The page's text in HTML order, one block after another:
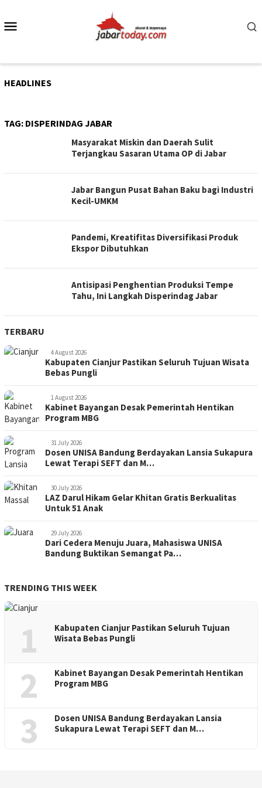
content
HEADLINES
TAG: DISPERINDAG JABAR
Masyarakat Miskin dan Daerah Sulit
Terjangkau Sasaran Utama OP di Jabar
Jabar Bangun Pusat Bahan Baku bagi Industri
Kecil-UMKM
Pandemi, Kreatifitas Diversifikasi Produk
Ekspor Dibutuhkan
Antisipasi Penghentian Produksi Tempe
Tahu, Ini Langkah Disperindag Jabar
TERBARU
4 August 2026
Kabupaten Cianjur Pastikan Seluruh Tujuan Wisata
Bebas Pungli
1 August 2026
Kabinet Bayangan Desak Pemerintah Hentikan
Program MBG
31 July 2026
Dosen UNISA Bandung Berdayakan Lansia Sukapura
Lewat Terapi SEFT dan M…
30 July 2026
LAZ Darul Hikam Gelar Khitan Gratis Berkualitas
Untuk 51 Anak
29 July 2026
Dari Cedera Menuju Juara, Mahasiswa UNISA
Bandung Buktikan Semangat Pa…
TRENDING THIS WEEK
1
Kabupaten Cianjur Pastikan Seluruh Tujuan
Wisata Bebas Pungli
2
Kabinet Bayangan Desak Pemerintah Hentikan
Program MBG
3
Dosen UNISA Bandung Berdayakan Lansia
Sukapura Lewat Terapi SEFT dan M…